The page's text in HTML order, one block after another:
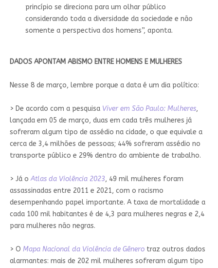
princípio se direciona para um olhar público
considerando toda a diversidade da sociedade e não
somente a perspectiva dos homens”, aponta.
DADOS APONTAM ABISMO ENTRE HOMENS E MULHERES
Nesse 8 de março, lembre porque a data é um dia político:
> De acordo com a pesquisa Viver em São Paulo: Mulheres,
lançada em 05 de março, duas em cada três mulheres já
sofreram algum tipo de assédio na cidade, o que equivale a
cerca de 3,4 milhões de pessoas; 44% sofreram assédio no
transporte público e 29% dentro do ambiente de trabalho.
> Já o Atlas da Violência 2023, 49 mil mulheres foram
assassinadas entre 2011 e 2021, com o racismo
desempenhando papel importante. A taxa de mortalidade a
cada 100 mil habitantes é de 4,3 para mulheres negras e 2,4
para mulheres não negras.
> O Mapa Nacional da Violência de Gênerotraz outros dados
alarmantes: mais de 202 mil mulheres sofreram algum tipo